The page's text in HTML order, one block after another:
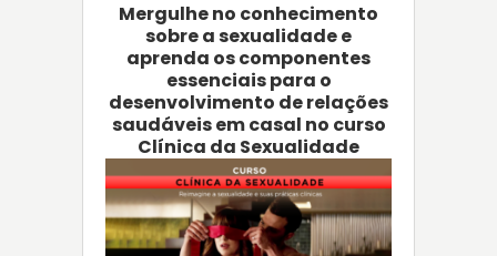
Mergulhe no conhecimento
sobre a sexualidade e
aprenda os componentes
essenciais para o
desenvolvimento de relações
saudáveis em casal no curso
Clínica da Sexualidade